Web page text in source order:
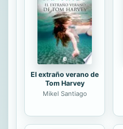
El extraño verano de
Tom Harvey
Mikel Santiago